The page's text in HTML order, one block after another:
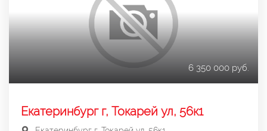
6 350 000 руб.
Екатеринбург г, Токарей ул, 56к1